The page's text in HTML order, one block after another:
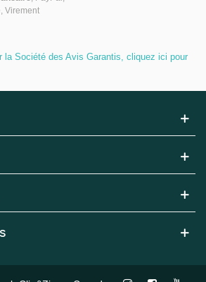
Virement
la Société des Avis Garantis, cliquez ici pour